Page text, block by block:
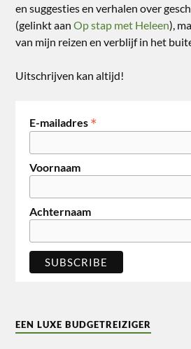
en suggesties en verhalen over
(gelinkt aanOp stap met Heleen),
van mijn reizen en verblijf in het
Uitschrijven kan altijd!
E-mailadres *
Voornaam
Achternaam
EEN LUXE BUDGETREIZIGER